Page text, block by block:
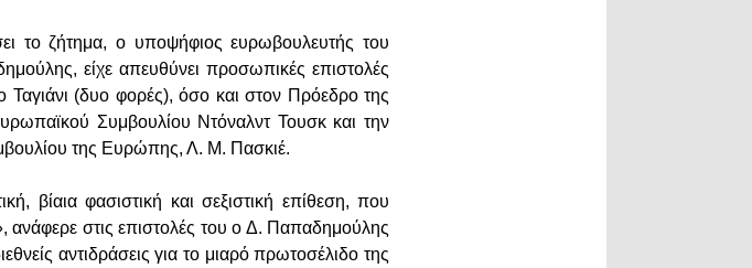
το ζήτημα, ο υποψήφιος ευρωβουλευτής του
είχε απευθύνει προσωπικές επιστολές
(δυο φορές), όσο και στον Πρόεδρο της
Συμβουλίου Ντόναλντ Τουσκ και την
της Ευρώπης, Λ. Μ. Πασκιέ.
βίαια φασιστική και σεξιστική επίθεση, που
ανάφερε στις επιστολές του ο Δ. Παπαδημούλης
αντιδράσεις για το μιαρό πρωτοσέλιδο της